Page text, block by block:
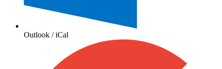
Outlook / iCal